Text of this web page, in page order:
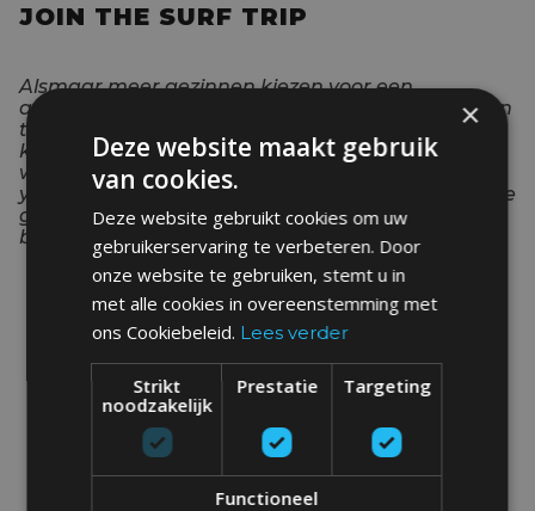
JOIN THE SURF TRIP
Alsmaar meer gezinnen kiezen voor een
avontuurlijke vakantie, en wie zijn wij om ze tegen
te spreken? Sport als nooit tevoren terwijl je
kinderen door ons animatieteam opgevangen
worden of kom volledig tot rust tijdens de
yogasessies en deugddoende powernaps in je luxe
glamping accommodaties. Twijfel niet langer en
boek nu!
DATA EN PRIJZEN
INCLUSIEF
×
Deze website maakt gebruik
van cookies.
Deze website gebruikt cookies om uw
gebruikerservaring te verbeteren. Door
onze website te gebruiken, stemt u in
met alle cookies in overeenstemming met
ons Cookiebeleid. Lees verder
Strikt
noodzakelijk
Prestatie Targeting
Functioneel